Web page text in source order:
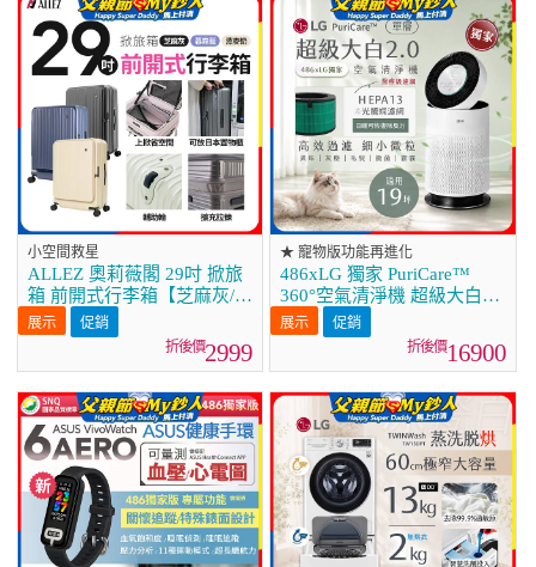
小空間救星
ALLEZ 奧莉薇閣 29吋 掀旅
箱 前開式行李箱【芝麻灰/暮
霧藍/燕麥奶】
促銷
2999
★ 寵物版功能再進化
486xLG 獨家 PuriCare™
360°空氣清淨機 超級大白
2.0 (單層寵物版)
AS651DWS0
促銷
16900